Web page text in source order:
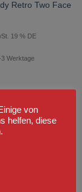
Wunschliste
Retro Two Face
19 % DE
Werktage
von
helfen, diese